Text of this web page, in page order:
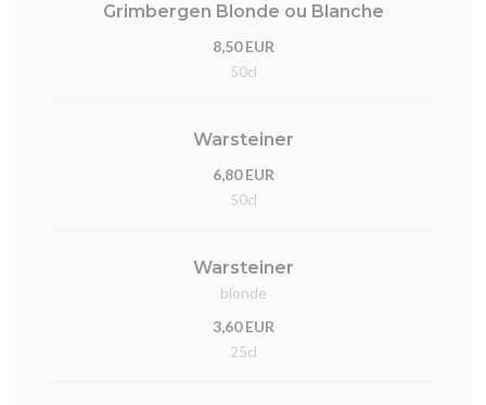
Grimbergen Blonde ou Blanche
8,50 EUR
50cl
Warsteiner
6,80 EUR
50cl
Warsteiner
blonde
3,60 EUR
25cl